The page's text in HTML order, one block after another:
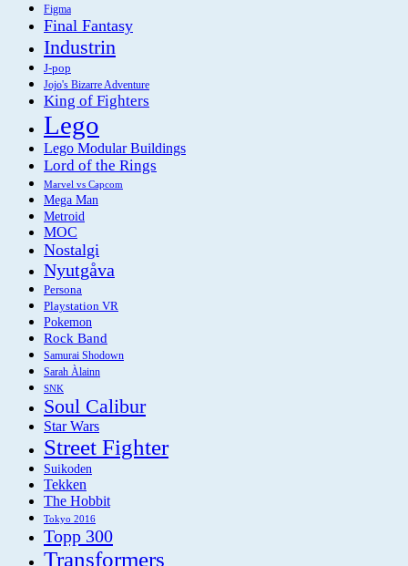
Figma
Final Fantasy
Industrin
J-pop
Jojo's Bizarre Adventure
King of Fighters
Lego
Lego Modular Buildings
Lord of the Rings
Marvel vs Capcom
Mega Man
Metroid
MOC
Nostalgi
Nyutgåva
Persona
Playstation VR
Pokemon
Rock Band
Samurai Shodown
Sarah Àlainn
SNK
Soul Calibur
Star Wars
Street Fighter
Suikoden
Tekken
The Hobbit
Tokyo 2016
Topp 300
Transformers